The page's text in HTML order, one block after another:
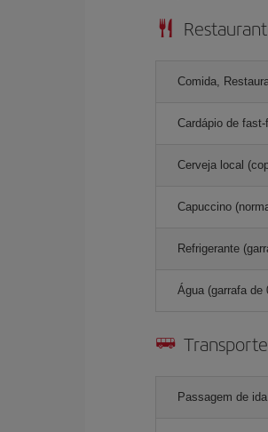
Comida,
Cardápio de fast-
Cerveja local
Capuccino
Refrigerante
Água (garrafa de
Transporte
Passagem de